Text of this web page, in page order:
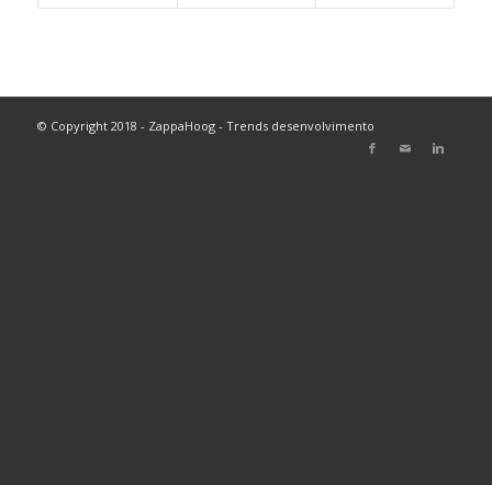
© Copyright 2018 - ZappaHoog - Trends desenvolvimento